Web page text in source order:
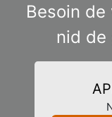
Besoin
nid de